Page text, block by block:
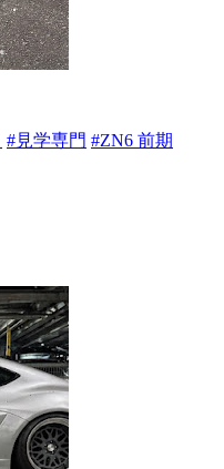
#見学専門 #ZN6 前期